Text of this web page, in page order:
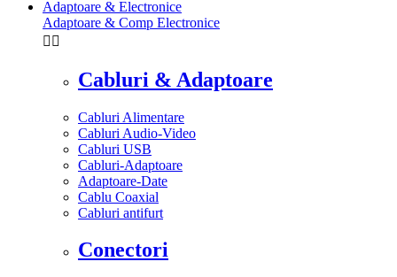
Adaptoare & Electronice
Adaptoare & Comp Electronice
 
Cabluri & Adaptoare
Cabluri Alimentare
Cabluri Audio-Video
Cabluri USB
Cabluri-Adaptoare
Adaptoare-Date
Cablu Coaxial
Cabluri antifurt
Conectori